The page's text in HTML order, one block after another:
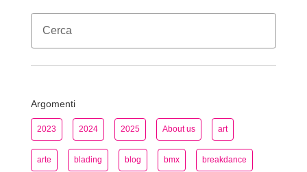
Argomenti
2023 2024 2025 About us art
arte blading blog bmx breakdance